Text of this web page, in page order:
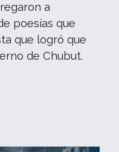
a
poesías que
que logró que
de Chubut.